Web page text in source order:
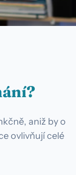
aniž by o
ovlivňují celé